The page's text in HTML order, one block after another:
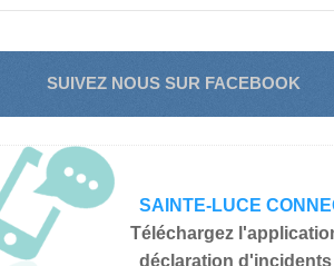
SUIVEZ NOUS SUR FACEBOOK
SAINTE-LUCE
Téléchargez
déclaration d'incidents